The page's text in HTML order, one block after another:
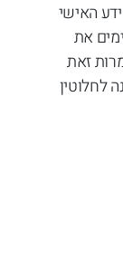
האישי
את
זאת
לחלוטין